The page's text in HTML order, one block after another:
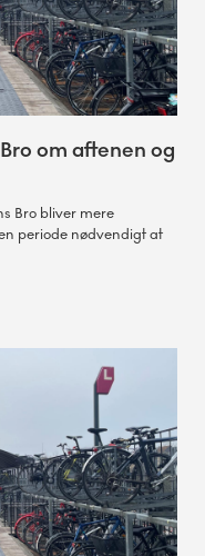
om aftenen og
Bro bliver mere
periode nødvendigt at